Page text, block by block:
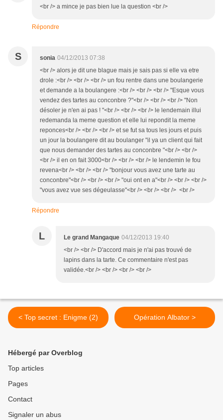
<br /> a mince je pas bien lue la question <br />
Répondre
S sonia 04/12/2013 07:38
<br /> alors je dit une blague mais je sais pas si elle va etre
drole :<br /> <br /> <br /> un fou rentre dans une boulangerie
et demande a la boulangere :<br /> <br /> <br /> "Esque vous
vendez des tartes au conconbre ?"<br /> <br /> <br /> "Non
désoler je n'en ai pas ! "<br /> <br /> <br /> le lendemain illui
redemanda la meme question et elle lui repondit la meme
reponces<br /> <br /> <br /> et se fut sa tous les jours et puis
un jour la boulangere dit au boulanger "il ya un client qui fait
que nous demander des tartes au conconbre "<br /> <br />
<br /> il en on fait 3000<br /> <br /> <br /> le lendemin le fou
revena<br /> <br /> <br /> "bonjour vous avez une tarte au
conconbre"<br /> <br /> <br /> "oui ont en a"<br /> <br /> <br />
"vous avez vue ses dégeulasse"<br /> <br /> <br /> <br />
Répondre
L Le grand Mangaque 04/12/2013 19:40
<br /> <br /> D'accord mais je n'ai pas trouvé de
lapins dans la tarte. Ce commentaire n'est pas
validée.<br /> <br /> <br /> <br />
< Top secret : Enigme (2) Opération Albator >
Hébergé par Overblog
Top articles
Pages
Contact
Signaler un abus